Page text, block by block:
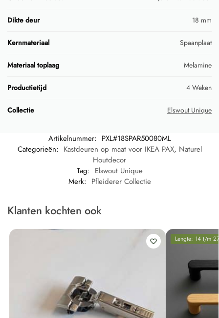
Dikte deur 18 mm
Kernmateriaal Spaanplaat
Materiaal toplaag Melamine
Productietijd 4 Weken
Collectie Elswout Unique
Artikelnummer: PXL#18SPAR50080ML
Categorieën: Kastdeuren op maat voor IKEA PAX, Naturel
Houtdecor
Tag: Elswout Unique
Merk: Pfleiderer Collectie
Klanten kochten ook
Lengte: 14 t/m